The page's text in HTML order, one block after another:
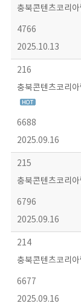
충북콘텐츠코리
4766
2025.10.13
216
충북콘텐츠코리
6688
2025.09.16
215
충북콘텐츠코리아
6796
2025.09.16
214
충북콘텐츠코리
6677
2025.09.16